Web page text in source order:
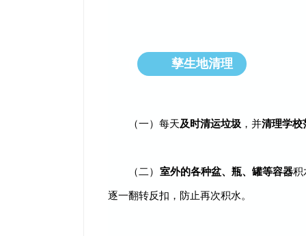
01 孳生地清理
（一）每天及时清运垃圾 ，并清理学校
（二） 室外的各种盆、瓶、罐等容器积
逐一翻转反扣，防止再次积水。